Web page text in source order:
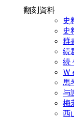
翻刻資料
史
史
群
続
続
Ｗ
馬
与
梅
西